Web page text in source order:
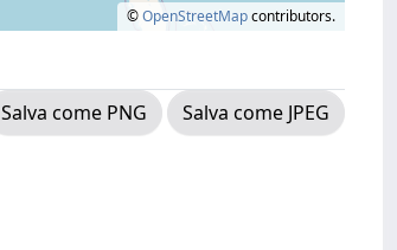
©OpenStreetMapcontributors.
Salva come PNG
Salva come JPEG